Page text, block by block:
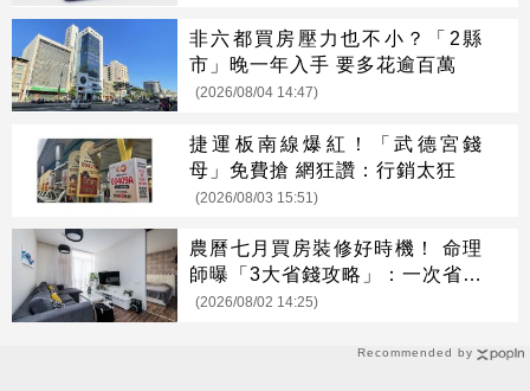
Recommended by
非六都買房壓力也不小？「2縣
市」晚一年入手 要多花逾百萬
(2026/08/04 14:47)
捷運板南線爆紅！「武德宮錢
母」免費搶 網狂讚：行銷太狂
(2026/08/03 15:51)
農曆七月買房裝修好時機！ 命理
師曝「3大省錢攻略」：一次省很
大
(2026/08/02 14:25)